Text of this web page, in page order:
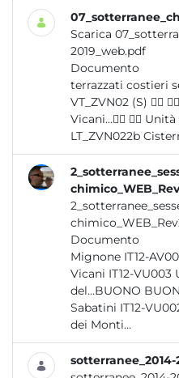
Scarica
2019_web.pdf
Documento
terrazzati costieri settentrionali DQ P78 (S) –
Vicani...  Unità dei Colli Albani
LT_ZVN022b
Documento
Mignone IT12-
Vicani IT12-VU003 Unità alluvionale
del...BUONO BUONO§ Unità dei
Sabatini IT12-VU002
dei Monti...
sotterranee_2014-